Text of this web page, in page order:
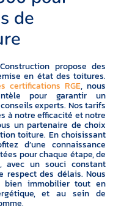
de
propose des
en état des toitures.
certifications RGE, nous
pour garantir un
experts. Nos tarifs
à notre efficacité et notre
un partenaire de choix
toiture. En choisissant
d’une connaissance
pour chaque étape, de
avec un souci constant
respect des délais. Nous
bien immobilier tout en
et au sein de